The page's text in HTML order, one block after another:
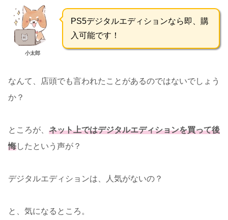
小太郎
PS5デジタルエディションなら即、購
入可能です！
なんて、店頭でも言われたことがあるのではないでしょう
か？
ところが、 ネット上ではデジタルエディションを買って後
悔したという声が？
デジタルエディションは、人気がないの？
と、気になるところ。